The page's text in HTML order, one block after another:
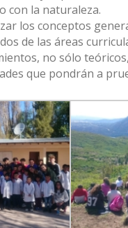
con la naturaleza.
los conceptos
de las áreas
no sólo
que pondrán a